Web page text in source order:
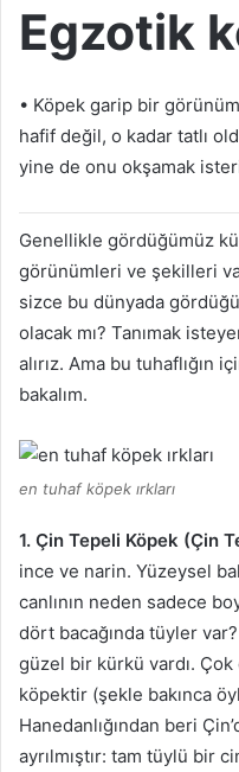
Egzotik
• Köpek garip bir
hafif değil, o kadar tatlı
yine de onu okşamak
Genellikle gördüğümüz
görünümleri ve şekilleri
sizce bu dünyada
olacak mı? Tanımak
alırız. Ama bu tuhaflığın
bakalım.
en tuhaf köpek ırkları
1. Çin Tepeli Köpek (Çin
ince ve narin. Yüzeysel
canlının neden sadece
dört bacağında tüyler var?
güzel bir kürkü vardı. Çok
köpektir (şekle bakınca
Hanedanlığından beri
ayrılmıştır: tam tüylü bir